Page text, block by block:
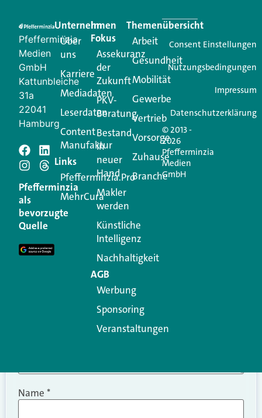
Creator für Ihre Kundenkommunikation. Alles, was
Ihren Vertriebsalltag leichter macht. Mit nur einem
Login.
Jetzt anmelden
Schreiben Sie einen
Kommentar
Ihre E-Mail-Adresse wird nicht veröffentlicht.
Erforderliche Felder sind mit
Kommentar
Name *
Pfefferminzia
Medien
GmbH
Kattunbleiche
31a
22041
Hamburg
Pfefferminzia
als
bevorzugte
Quelle
Unternehmen
Über
uns
Karriere
Mediadaten
Leserdaten
Content
Manufaktur
Links
Pfefferminzia.Pro
MehrCura
Im
Fokus
Assekuranz
der
Zukunft
PKV-
Beratung
Bestand
in
neuer
Hand
Makler
werden
Künstliche
Intelligenz
Nachhaltigkeit
AGB
Werbung
Sponsoring
Veranstaltungen
Themenübersicht
Arbeit
Gesundheit
Mobilität
Gewerbe
Vertrieb
Vorsorge
Zuhause
Branche
© 2013 -
2026
Pfefferminzia
Medien
GmbH
Consent Einstellungen
Nutzungsbedingungen
Impressum
Datenschutzerklärung